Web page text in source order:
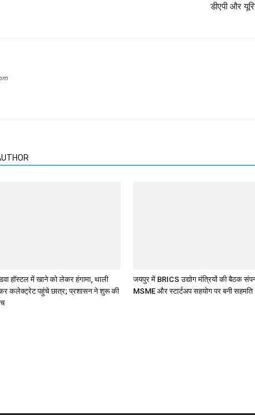
डीएपी और
हॉस्टल में खाने को लेकर हंगामा, थाली
कलेक्ट्रेट पहुंचे छात्र; प्रशासन ने शुरू की
जयपुर में BRICS उद्योग मंत्रियों की बैठक
MSME और स्टार्टअप सहयोग पर बनी सहमति